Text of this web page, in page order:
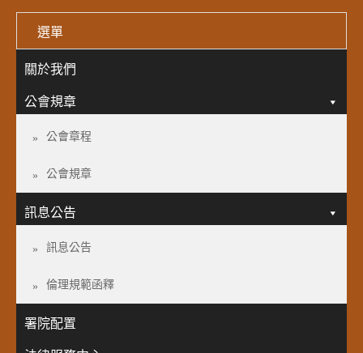
選單
關於我們
公會規章
公會章程
公會規章
訊息公告
訊息公告
倫理規範函釋
署院配置